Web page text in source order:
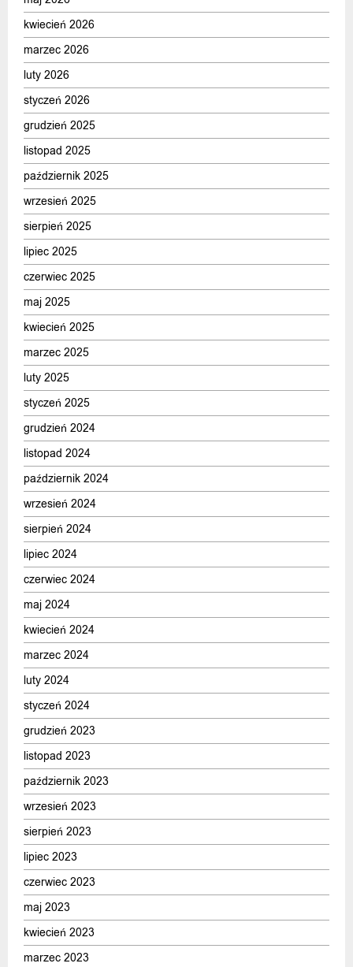
kwiecień 2026
marzec 2026
luty 2026
styczeń 2026
grudzień 2025
listopad 2025
październik 2025
wrzesień 2025
sierpień 2025
lipiec 2025
czerwiec 2025
maj 2025
kwiecień 2025
marzec 2025
luty 2025
styczeń 2025
grudzień 2024
listopad 2024
październik 2024
wrzesień 2024
sierpień 2024
lipiec 2024
czerwiec 2024
maj 2024
kwiecień 2024
marzec 2024
luty 2024
styczeń 2024
grudzień 2023
listopad 2023
październik 2023
wrzesień 2023
sierpień 2023
lipiec 2023
czerwiec 2023
maj 2023
kwiecień 2023
marzec 2023